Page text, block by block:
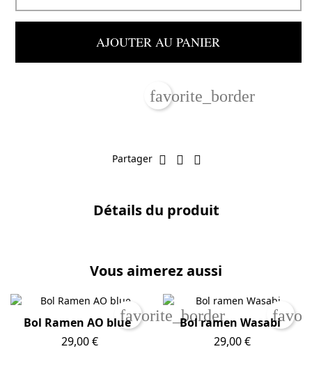
AJOUTER AU PANIER
favorite_border
Partager
Détails du produit
Vous aimerez aussi
favorite_border
Bol Ramen AO blue
Prix
29,00 €
Bol ramen Wasabi
Prix
29,00 €